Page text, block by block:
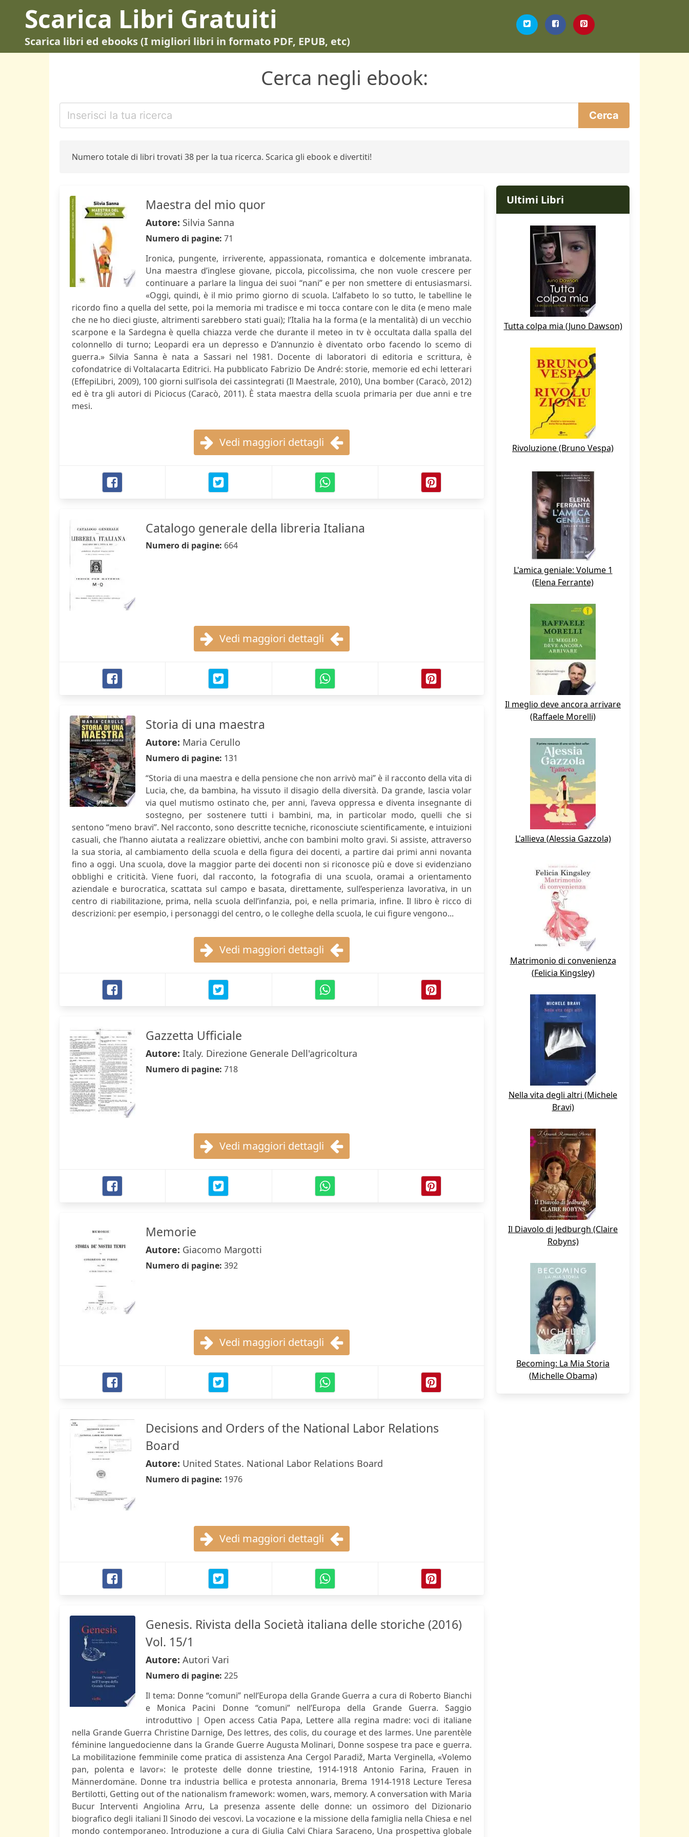
Scarica Libri Gratuiti
Scarica libri ed ebooks (I migliori libri in formato PDF, EPUB, etc)
Cerca negli ebook:
Numero totale di libri trovati 38 per la tua ricerca. Scarica gli ebook e divertiti!
Maestra del mio quor
Autore: Silvia Sanna
Numero di pagine: 71
Ironica, pungente, irriverente, appassionata, romantica e dolcemente imbranata.
Una maestra d’inglese giovane, piccola, piccolissima, che non vuole crescere per
continuare a parlare la lingua dei suoi “nani” e per non smettere di entusiasmarsi.
«Oggi, quindi, è il mio primo giorno di scuola. L’alfabeto lo so tutto, le tabelline le
ricordo fino a quella del sette, poi la memoria mi tradisce e mi tocca contare con le dita (e meno male
che ne ho dieci giuste, altrimenti sarebbero stati guai); l’Italia ha la forma (e la mentalità) di un vecchio
scarpone e la Sardegna è quella chiazza verde che durante il meteo in tv è occultata dalla spalla del
colonnello di turno; Leopardi era un depresso e D’annunzio è diventato orbo facendo lo scemo di
guerra.» Silvia Sanna è nata a Sassari nel 1981. Docente di laboratori di editoria e scrittura, è
cofondatrice di Voltalacarta Editrici. Ha pubblicato Fabrizio De André: storie, memorie ed echi letterari
(EffepiLibri, 2009), 100 giorni sull’isola dei cassintegrati (Il Maestrale, 2010), Una bomber (Caracò, 2012)
ed è tra gli autori di Piciocus (Caracò, 2011). È stata maestra della scuola primaria per due anni e tre
mesi.
Vedi maggiori dettagli
Catalogo generale della libreria Italiana
Numero di pagine: 664
Vedi maggiori dettagli
Storia di una maestra
Autore: Maria Cerullo
Numero di pagine: 131
“Storia di una maestra e della pensione che non arrivò mai” è il racconto della vita di
Lucia, che, da bambina, ha vissuto il disagio della diversità. Da grande, lascia volar
via quel mutismo ostinato che, per anni, l’aveva oppressa e diventa insegnante di
sostegno, per sostenere tutti i bambini, ma, in particolar modo, quelli che si
sentono “meno bravi”. Nel racconto, sono descritte tecniche, riconosciute scientificamente, e intuizioni
casuali, che l’hanno aiutata a realizzare obiettivi, anche con bambini molto gravi. Si assiste, attraverso
la sua storia, al cambiamento della scuola e della figura dei docenti, a partire dai primi anni novanta
fino a oggi. Una scuola, dove la maggior parte dei docenti non si riconosce più e dove si evidenziano
obblighi e criticità. Viene fuori, dal racconto, la fotografia di una scuola, oramai a orientamento
aziendale e burocratica, scattata sul campo e basata, direttamente, sull’esperienza lavorativa, in un
centro di riabilitazione, prima, nella scuola dell’infanzia, poi, e nella primaria, infine. Il libro è ricco di
descrizioni: per esempio, i personaggi del centro, o le colleghe della scuola, le cui figure vengono...
Vedi maggiori dettagli
Gazzetta Ufficiale
Autore: Italy. Direzione Generale Dell'agricoltura
Numero di pagine: 718
Vedi maggiori dettagli
Memorie
Autore: Giacomo Margotti
Numero di pagine: 392
Vedi maggiori dettagli
Decisions and Orders of the National Labor Relations
Board
Autore: United States. National Labor Relations Board
Numero di pagine: 1976
Vedi maggiori dettagli
Genesis. Rivista della Società italiana delle storiche (2016)
Vol. 15/1
Autore: Autori Vari
Numero di pagine: 225
Il tema: Donne “comuni” nell’Europa della Grande Guerra a cura di Roberto Bianchi
e Monica Pacini Donne “comuni” nell’Europa della Grande Guerra. Saggio
introduttivo | Open access Catia Papa, Lettere alla regina madre: voci di italiane
nella Grande Guerra Christine Darnige, Des lettres, des colis, du courage et des larmes. Une parentèle
féminine languedocienne dans la Grande Guerre Augusta Molinari, Donne sospese tra pace e guerra.
La mobilitazione femminile come pratica di assistenza Ana Cergol Paradiž, Marta Verginella, «Volemo
pan, polenta e lavor»: le proteste delle donne triestine, 1914-1918 Antonio Farina, Frauen in
Männerdomäne. Donne tra industria bellica e protesta annonaria, Brema 1914-1918 Lecture Teresa
Bertilotti, Getting out of the nationalism framework: women, wars, memory. A conversation with Maria
Bucur Interventi Angiolina Arru, La presenza assente delle donne: un ossimoro del Dizionario
biografico degli italiani Il Sinodo dei vescovi. La vocazione e la missione della famiglia nella Chiesa e nel
mondo contemporaneo. Introduzione a cura di Giulia Calvi Chiara Saraceno, Una prospettiva globale
Ultimi Libri
Tutta colpa mia (Juno Dawson)
Rivoluzione (Bruno Vespa)
L'amica geniale: Volume 1
(Elena Ferrante)
Il meglio deve ancora arrivare
(Raffaele Morelli)
L'allieva (Alessia Gazzola)
Matrimonio di convenienza
(Felicia Kingsley)
Nella vita degli altri (Michele
Bravi)
Il Diavolo di Jedburgh (Claire
Robyns)
Becoming: La Mia Storia
(Michelle Obama)